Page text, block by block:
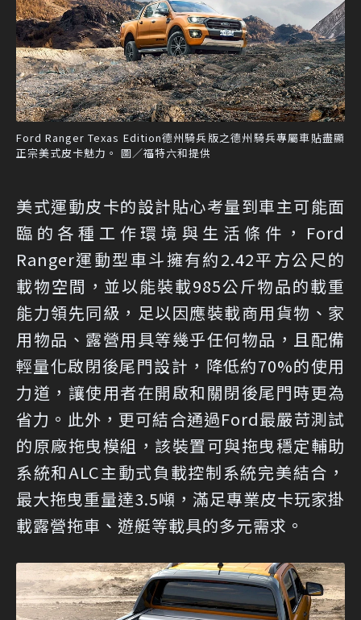
Ford Ranger Texas Edition德州騎兵版之德州騎兵專屬車貼盡顯
正宗美式皮卡魅力。 圖／福特六和提供
美式運動皮卡的設計貼心考量到車主可能面
臨的各種工作環境與生活條件，Ford
Ranger運動型車斗擁有約2.42平方公尺的
載物空間，並以能裝載985公斤物品的載重
能力領先同級，足以因應裝載商用貨物、家
用物品、露營用具等幾乎任何物品，且配備
輕量化啟閉後尾門設計，降低約70%的使用
力道，讓使用者在開啟和關閉後尾門時更為
省力。此外，更可結合通過Ford最嚴苛測試
的原廠拖曳模組，該裝置可與拖曳穩定輔助
系統和ALC主動式負載控制系統完美結合，
最大拖曳重量達3.5噸，滿足專業皮卡玩家掛
載露營拖車、遊艇等載具的多元需求。